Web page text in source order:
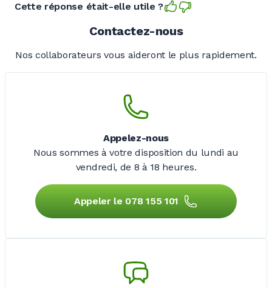
Cette réponse était-elle utile ?
Contactez-nous
Nos collaborateurs vous aideront le plus rapidement.
Appelez-nous
Nous sommes à votre disposition du lundi au
vendredi, de 8 à 18 heures.
Appeler le 078 155 101